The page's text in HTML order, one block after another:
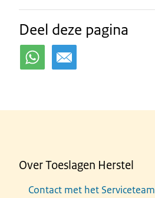
Deel deze pagina
Over Toeslagen Herstel
Contact met het Serviceteam